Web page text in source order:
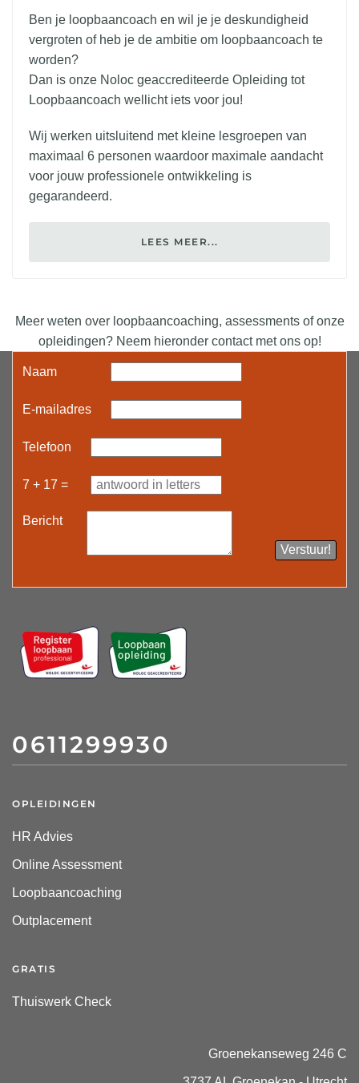
Ben je loopbaancoach en wil je je deskundigheid
vergroten of heb je de ambitie om loopbaancoach te
worden?
Dan is onze Noloc geaccrediteerde Opleiding tot
Loopbaancoach wellicht iets voor jou!
Wij werken uitsluitend met kleine lesgroepen van
maximaal 6 personen waardoor maximale aandacht
voor jouw professionele ontwikkeling is
gegarandeerd.
LEES MEER...
Meer weten over loopbaancoaching, assessments of onze
opleidingen? Neem hieronder contact met ons op!
Naam
E-mailadres
Telefoon
7 + 17 =
Bericht
Verstuur!
0611299930
OPLEIDINGEN
HR Advies
Online Assessment
Loopbaancoaching
Outplacement
GRATIS
Thuiswerk Check
Groenekanseweg 246 C